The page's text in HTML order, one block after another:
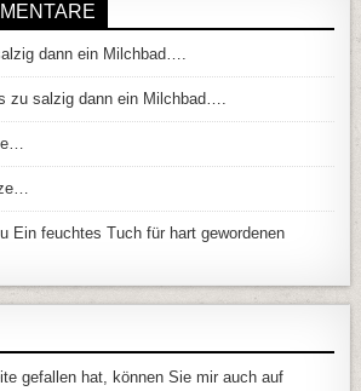
dann ein Milchbad….
zu salzig dann ein Milchbad….
Ein feuchtes Tuch für hart gewordenen
gefallen hat, können Sie mir auch auf